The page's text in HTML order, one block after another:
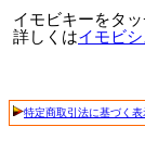
イモビキーをタ
詳しくはイモビ
特定商取引法に基づく表